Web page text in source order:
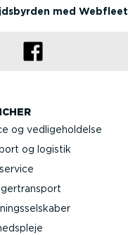
med Webfleet
og vedli­ge­hol­delse
og logistik